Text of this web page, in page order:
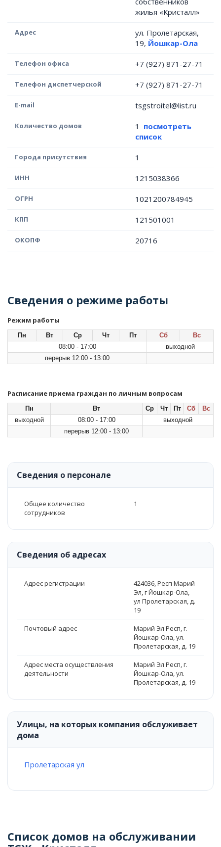
жилья «Кристалл»
Адрес
ул. Пролетарская,
19, Йошкар-Ола
Телефон офиса +7 (927) 871-27-71
Телефон диспетчерской +7 (927) 871-27-71
E-mail tsgstroitel@list.ru
Количество домов 1 посмотреть
список
Города присутствия 1
ИНН 1215038366
ОГРН 1021200784945
КПП 121501001
ОКОПФ 20716
Сведения о режиме работы
Режим работы
Пн Вт Ср Чт Пт Сб
Вс
08:00 - 17:00
выходной
перерыв 12:00 - 13:00
Расписание приема граждан по личным вопросам
Пн Вт Ср Чт Пт Сб
Вс
выходной
08:00 - 17:00
выходной
перерыв 12:00 - 13:00
Сведения о персонале
Общее количество
сотрудников
1
Сведения об адресах
Адрес регистрации
424036, Респ Марий
Эл, г Йошкар-Ола,
ул Пролетарская, д.
19
Почтовый адрес
Марий Эл Респ, г.
Йошкар-Ола, ул.
Пролетарская, д. 19
Адрес места осуществления
деятельности
Марий Эл Респ, г.
Йошкар-Ола, ул.
Пролетарская, д. 19
Улицы, на которых компания обслуживает
дома
Пролетарская ул
Список домов на обслуживании